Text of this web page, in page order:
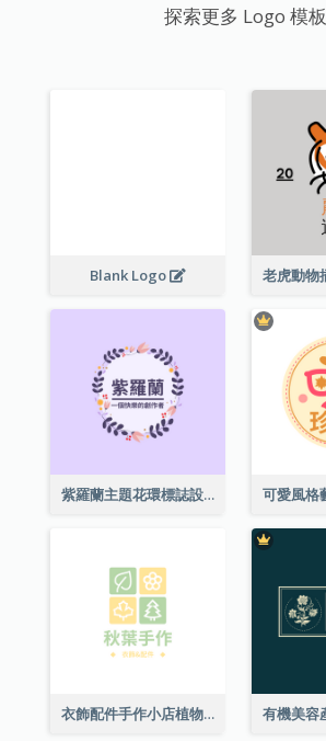
探索更多 Logo 模板
Blank Logo
紫羅蘭主題花環標誌設計
衣飾配件手作小店植物主題標誌設計